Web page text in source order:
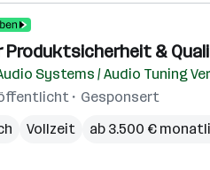
Produktsicherheit &
Systems / Audio Tuning
Gesponsert
Vollzeit ab 3.500 €